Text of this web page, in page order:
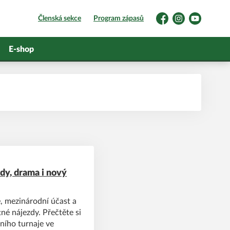
Členská sekce Program zápasů
FacebookInstagramYouTube
E-shop
drama i nový
mezinárodní účast a
nájezdy. Přečtěte si
turnaje ve